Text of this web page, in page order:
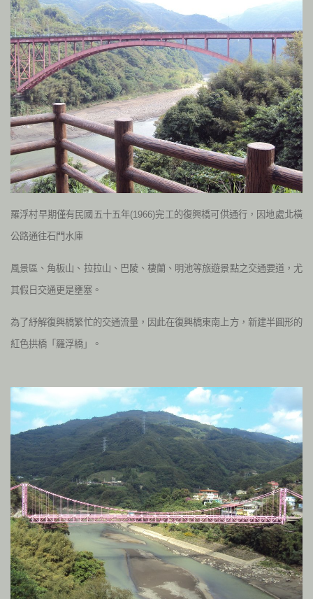
羅浮村早期僅有民國五十五年(1966)完工的復興橋可供通行，因地處北橫
公路通往石門水庫
風景區、角板山、拉拉山、巴陵、棲蘭、明池等旅遊景點之交通要道，尤
其假日交通更是壅塞。
為了紓解復興橋繁忙的交通流量，因此在復興橋東南上方，新建半圓形的
紅色拱橋「羅浮橋」。